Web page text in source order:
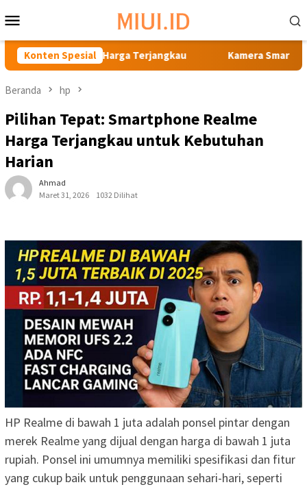
ke
kontenMobile
Konten Spesial
Andal Harga Terjangkau Kamera Smartphone Terbaik
Beranda hp
Pilihan Tepat: Smartphone Realme
Harga Terjangkau untuk Kebutuhan
Harian
Ahmad
Maret 31, 2026
1032 Dilihat
HP Realme di bawah 1 juta adalah ponsel pintar dengan
merek Realme yang dijual dengan harga di bawah 1 juta
rupiah. Ponsel ini umumnya memiliki spesifikasi dan fitur
yang cukup baik untuk penggunaan sehari-hari, seperti